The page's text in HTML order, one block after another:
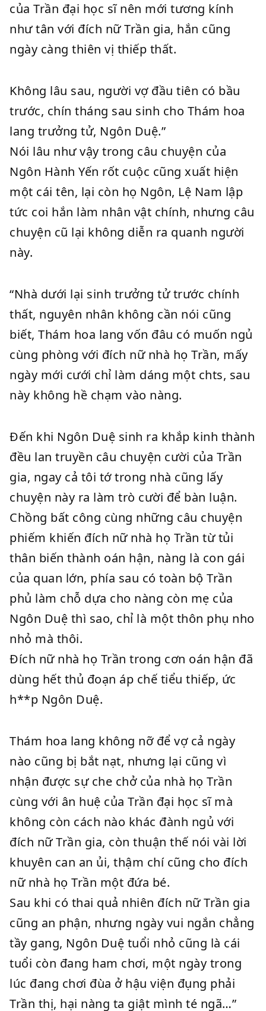
của Trần đại học sĩ nên mới tương kính
như tân với đích nữ Trần gia, hắn cũng
ngày càng thiên vị thiếp thất.
Không lâu sau, người vợ đầu tiên có bầu
trước, chín tháng sau sinh cho Thám hoa
lang trưởng tử, Ngôn Duệ.”
Nói lâu như vậy trong câu chuyện của
Ngôn Hành Yến rốt cuộc cũng xuất hiện
một cái tên, lại còn họ Ngôn, Lệ Nam lập
tức coi hắn làm nhân vật chính, nhưng câu
chuyện cũ lại không diễn ra quanh người
này.
“Nhà dưới lại sinh trưởng tử trước chính
thất, nguyên nhân không cần nói cũng
biết, Thám hoa lang vốn đâu có muốn ngủ
cùng phòng với đích nữ nhà họ Trần, mấy
ngày mới cưới chỉ làm dáng một chts, sau
này không hề chạm vào nàng.
Đến khi Ngôn Duệ sinh ra khắp kinh thành
đều lan truyền câu chuyện cười của Trần
gia, ngay cả tôi tớ trong nhà cũng lấy
chuyện này ra làm trò cười để bàn luận.
Chồng bất công cùng những câu chuyện
phiếm khiến đích nữ nhà họ Trần từ tủi
thân biến thành oán hận, nàng là con gái
của quan lớn, phía sau có toàn bộ Trần
phủ làm chỗ dựa cho nàng còn mẹ của
Ngôn Duệ thì sao, chỉ là một thôn phụ nho
nhỏ mà thôi.
Đích nữ nhà họ Trần trong cơn oán hận đã
dùng hết thủ đoạn áp chế tiểu thiếp, ức
h**p Ngôn Duệ.
Thám hoa lang không nỡ để vợ cả ngày
nào cũng bị bắt nạt, nhưng lại cũng vì
nhận được sự che chở của nhà họ Trần
cùng với ân huệ của Trần đại học sĩ mà
không còn cách nào khác đành ngủ với
đích nữ Trần gia, còn thuận thế nói vài lời
khuyên can an ủi, thậm chí cũng cho đích
nữ nhà họ Trần một đứa bé.
Sau khi có thai quả nhiên đích nữ Trần gia
cũng an phận, nhưng ngày vui ngắn chẳng
tầy gang, Ngôn Duệ tuổi nhỏ cũng là cái
tuổi còn đang ham chơi, một ngày trong
lúc đang chơi đùa ở hậu viện đụng phải
Trần thị, hại nàng ta giật mình té ngã…”